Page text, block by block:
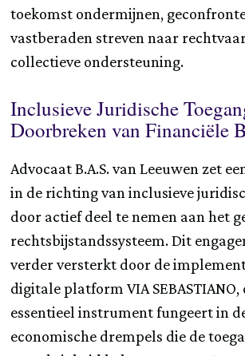
toekomst ondermijnen,
vastberaden streven naar
collectieve ondersteuning.
Inclusieve Juridische
Doorbreken van Financiële
Advocaat B.A.S. van Leeuwen zet
in de richting van inclusieve
door actief deel te nemen aan het
rechtsbijstandssysteem. Dit
verder versterkt door de
digitale platform VIA SEBASTIANO,
essentieel instrument fungeert in
economische drempels die de